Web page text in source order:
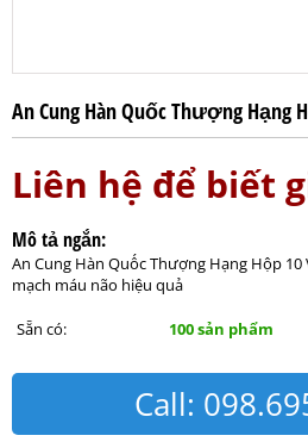
An Cung Hàn Quốc Thượng Hạng
Liên hệ để biết
Mô tả ngắn:
An Cung Hàn Quốc Thượng Hạng Hộp
mạch máu não hiệu quả
Sẵn có: 100 sản phẩm
Call: